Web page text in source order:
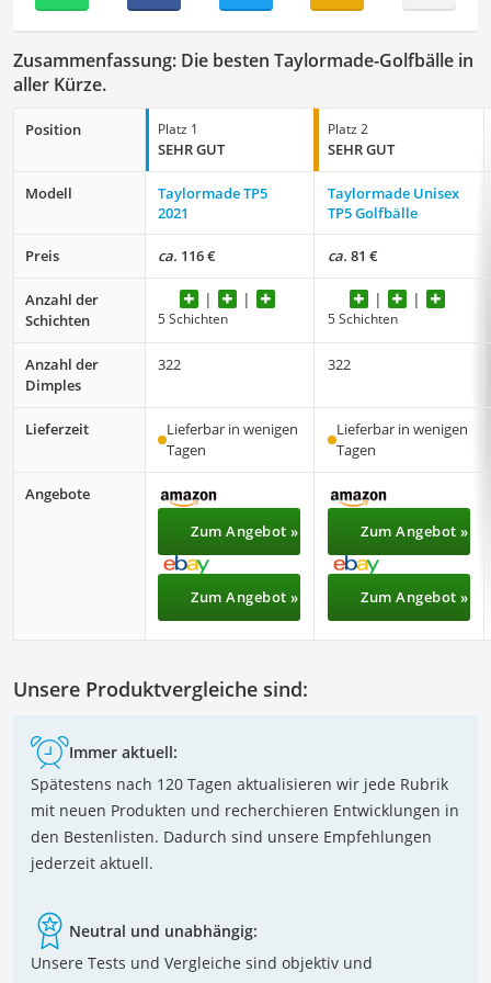
Zusammenfassung: Die besten Taylormade-Golfbälle in
aller Kürze.
Position Platz 1
SEHR GUT
Platz 2
SEHR GUT
Modell
Taylormade TP5
2021
Taylormade Unisex
TP5 Golfbälle
Preis ca. 116 € ca. 81 €
Anzahl der
Schichten
5 Schichten 5 Schichten
Anzahl der
Dimples
322 322
Lieferzeit
Lieferbar in wenigen
Tagen
Lieferbar in wenigen
Tagen
Angebote
Zum Angebot »
Zum Angebot »
Zum Angebot »
Zum Angebot »
Unsere Produktvergleiche sind:
Immer aktuell:
Spätestens nach 120 Tagen aktualisieren wir jede Rubrik
mit neuen Produkten und recherchieren Entwicklungen in
den Bestenlisten. Dadurch sind unsere Empfehlungen
jederzeit aktuell.
Neutral und unabhängig:
Unsere Tests und Vergleiche sind objektiv und